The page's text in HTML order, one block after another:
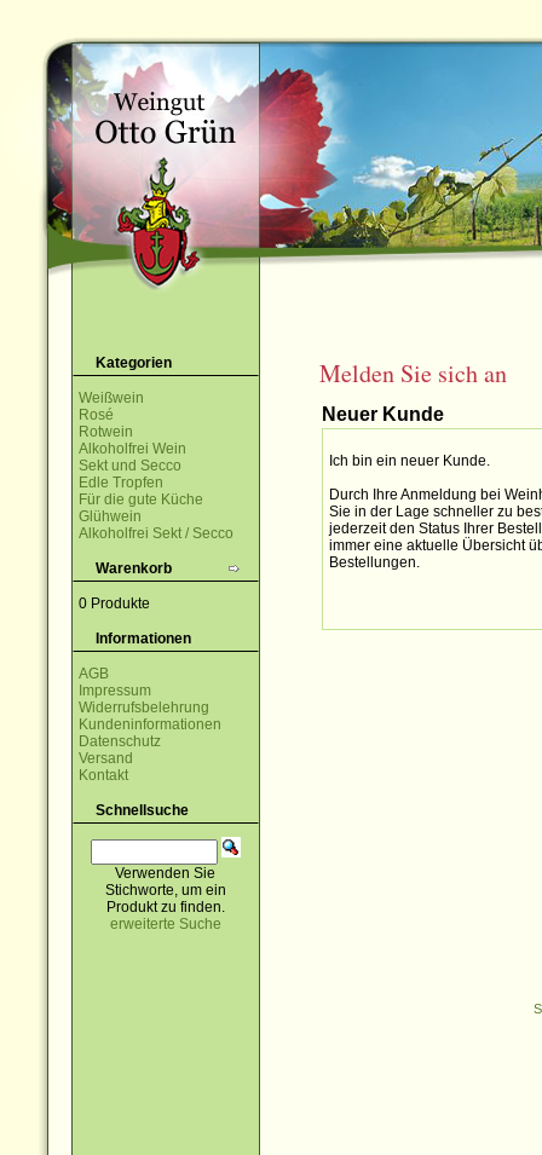
Kategorien
Weißwein
Rosé
Rotwein
Alkoholfrei Wein
Sekt und Secco
Edle Tropfen
Für die gute Küche
Glühwein
Alkoholfrei Sekt / Secco
Warenkorb
0 Produkte
Informationen
AGB
Impressum
Widerrufsbelehrung
Kundeninformationen
Datenschutz
Versand
Kontakt
Schnellsuche
Verwenden Sie
Stichworte, um ein
Produkt zu finden.
erweiterte Suche
Melden Sie sich an
Neuer Kunde
Ich bin ein neuer Kunde.
Durch Ihre Anmeldung bei
Sie in der Lage schneller zu
jederzeit den Status Ihrer
immer eine aktuelle Übersicht
Bestellungen.